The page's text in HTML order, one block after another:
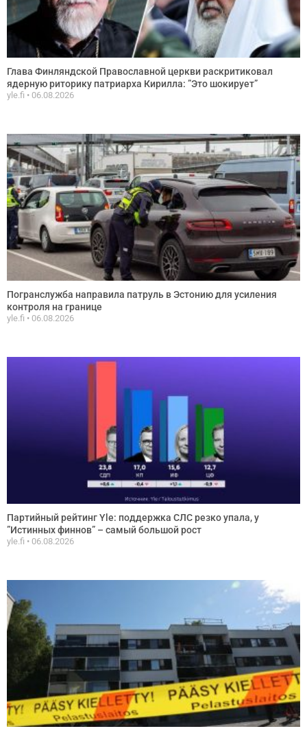
Глава Финляндской Православной церкви раскритиковал
ядерную риторику патриарха Кирилла: ”Это шокирует”
yle.fi 06.08.2026
Погранслужба направила патруль в Эстонию для усиления
контроля на границе
yle.fi 06.08.2026
Партийный рейтинг Yle: поддержка СЛС резко упала, у
”Истинных финнов” – самый большой рост
yle.fi 06.08.2026